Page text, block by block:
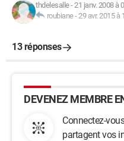
thdelesalle-21 janv. 2008 à
roubiane-29 avr. 2015 à
13 réponses
DEVENEZ MEMBRE
Connectez-
partagent vos